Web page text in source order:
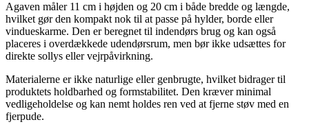
Agaven måler 11 cm i højden og 20 cm i både bredde og længde,
hvilket gør den kompakt nok til at passe på hylder, borde eller
vindueskarme. Den er beregnet til indendørs brug og kan også
placeres i overdækkede udendørsrum, men bør ikke udsættes for
direkte sollys eller vejrpåvirkning.
Materialerne er ikke naturlige eller genbrugte, hvilket bidrager til
produktets holdbarhed og formstabilitet. Den kræver minimal
vedligeholdelse og kan nemt holdes ren ved at fjerne støv med en
fjerpude.